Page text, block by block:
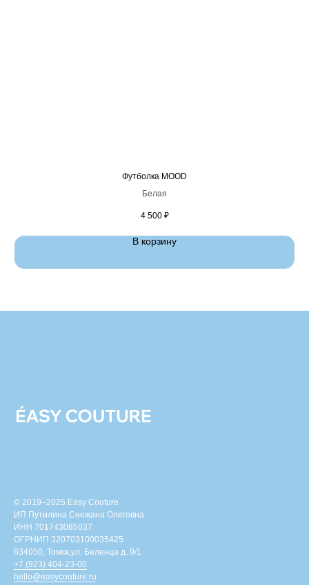
Футболка MOOD
Белая
4 500 ₽
В корзину
© 2019–2025 Easy Couture
ИП Путилина Снежана Олеговна
ИНН 701743085037
ОГРНИП 320703100035425
634050, Томск,ул. Беленца д. 9/1
+7 (923) 404-23-00
hello@easycouture.ru